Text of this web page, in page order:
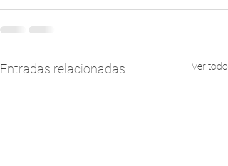
Entradas relacionadas Ver todo